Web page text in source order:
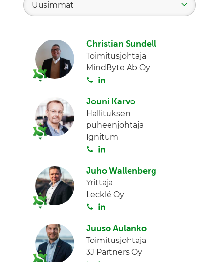
Uusimmat
Christian Sundell
Toimitusjohtaja
MindByte Ab Oy
S
i
t
a
n
k
e
d
Jouni Karvo
Hallituksen
puheenjohtaja
Ignitum
S
i
t
a
n
k
e
n
Juho Wallenberg
Yrittäjä
Lecklé Oy
S
i
t
a
n
k
e
Juuso Aulanko
Toimitusjohtaja
3J Partners Oy